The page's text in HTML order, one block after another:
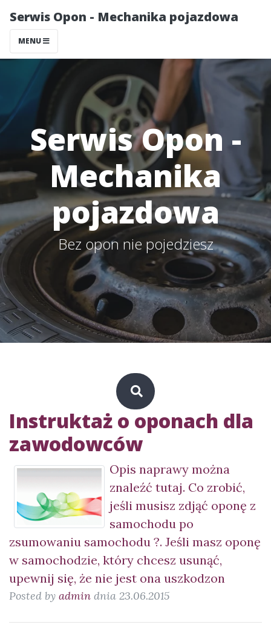
Serwis Opon - Mechanika pojazdowa
MENU
Serwis Opon -
Mechanika
pojazdowa
Bez opon nie pojedziesz
Instruktaż o oponach dla
zawodowców
Opis naprawy można
znaleźć tutaj. Co zrobić,
jeśli musisz zdjąć oponę z
samochodu po
zsumowaniu samochodu ?. Jeśli masz oponę
w samochodzie, który chcesz usunąć,
upewnij się, że nie jest ona uszkodzon
Posted by admin dnia 23.06.2015